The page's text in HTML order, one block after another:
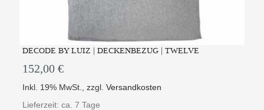
DECODE BY LUIZ | DECKENBEZUG | TWELVE
152,00 €
Inkl. 19% MwSt. ,zzgl.Versandkosten
Lieferzeit: ca. 7 Tage